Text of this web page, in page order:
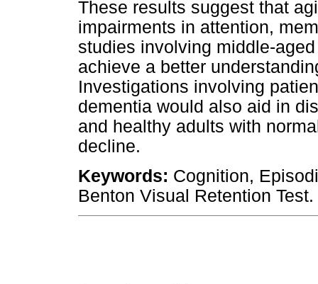
These results suggest that
impairments in attention,
studies involving middle-
achieve a better
Investigations involving
dementia would also aid in
and healthy adults with
decline.
Keywords: Cognition,
Benton Visual Retention Test.